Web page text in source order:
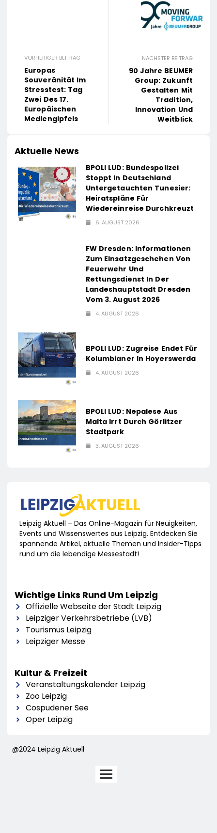
VORHERIGER BEITRAG
Europas
Souveränität Im
Stresstest: Tag
Zwei Des 17.
Europäischen
Mediengipfels
NÄCHSTER BEITRAG
90 Jahre BEUMER
Group: Zukunft
Gestalten Mit
Tradition,
Innovation Und
Weitblick
Aktuelle News
BPOLI LUD: Bundespolizei
Stoppt In Deutschland
Untergetauchten Tunesier:
Heiratspläne Für
Wiedereinreise Durchkreuzt
6. AUGUST 2026
FW Dresden: Informationen
Zum Einsatzgeschehen Von
Feuerwehr Und
Rettungsdienst In Der
Landeshauptstadt Dresden
Vom 3. August 2026
4. AUGUST 2026
BPOLI LUD: Zugreise Endet Für
Kolumbianer In Hoyerswerda
4. AUGUST 2026
BPOLI LUD: Nepalese Aus
Malta Irrt Durch Görlitzer
Stadtpark
3. AUGUST 2026
Leipzig Aktuell – Das Online-Magazin für Neuigkeiten,
Events und Wissenswertes aus Leipzig. Entdecken Sie
spannende Artikel, aktuelle Themen und Insider-Tipps
rund um die lebendige Messestadt!
Wichtige Links Rund Um Leipzig
Offizielle Webseite der Stadt Leipzig
Leipziger Verkehrsbetriebe (LVB)
Tourismus Leipzig
Leipziger Messe
Kultur & Freizeit
Veranstaltungskalender Leipzig
Zoo Leipzig
Cospudener See
Oper Leipzig
@2024 Leipzig Aktuell